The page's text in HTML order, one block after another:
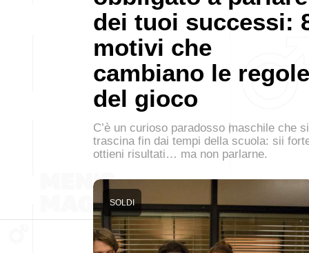
dei tuoi successi:
motivi che
cambiano le regole
del gioco
C’è un curioso paradosso maschile che si
trascina fin dai tempi della scuola: sii
ottieni risultati… ma non parlarne.
SOLDI